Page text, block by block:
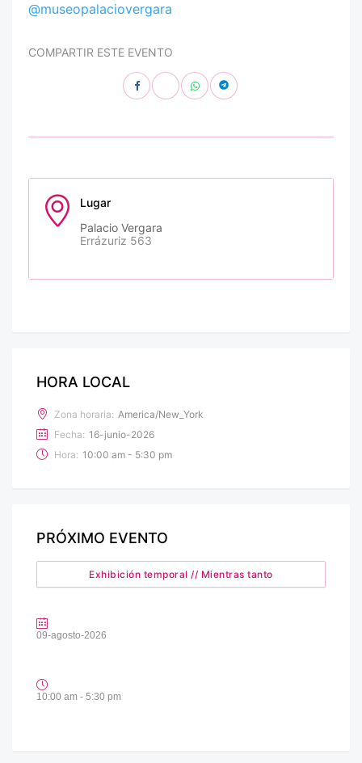
@museopalaciovergara
COMPARTIR ESTE EVENTO
Lugar
Palacio Vergara
Errázuriz 563
HORA LOCAL
Zona horaria: America/New_York
Fecha: 16-junio-2026
Hora: 10:00 am - 5:30 pm
PRÓXIMO EVENTO
Exhibición temporal // Mientras tanto
09-agosto-2026
10:00 am - 5:30 pm